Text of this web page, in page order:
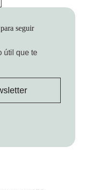
seguir
útil que te